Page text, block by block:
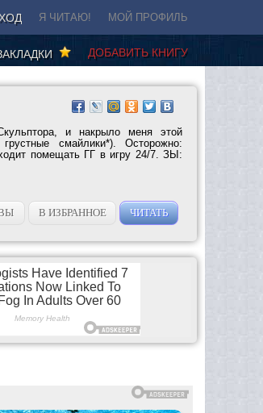
Я ЧИТАЮ! МОЙ ПРОФИЛЬ
ДОБАВИТЬ КНИГУ
и накрыло меня этой
смайлики*). Осторожно:
помещать ГГ в игру 24/7. ЗЫ:
В ИЗБРАННОЕ ЧИТАТЬ